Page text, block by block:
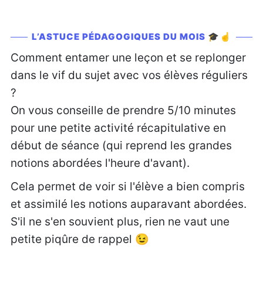
L’ASTUCE PÉDAGOGIQUES DU MOIS 🎓☝️
Comment entamer une leçon et se replonger
dans le vif du sujet avec vos élèves réguliers
?
On vous conseille de prendre 5/10 minutes
pour une petite activité récapitulative en
début de séance (qui reprend les grandes
notions abordées l'heure d'avant).
Cela permet de voir si l'élève a bien compris
et assimilé les notions auparavant abordées.
S'il ne s'en souvient plus, rien ne vaut une
petite piqûre de rappel 😉